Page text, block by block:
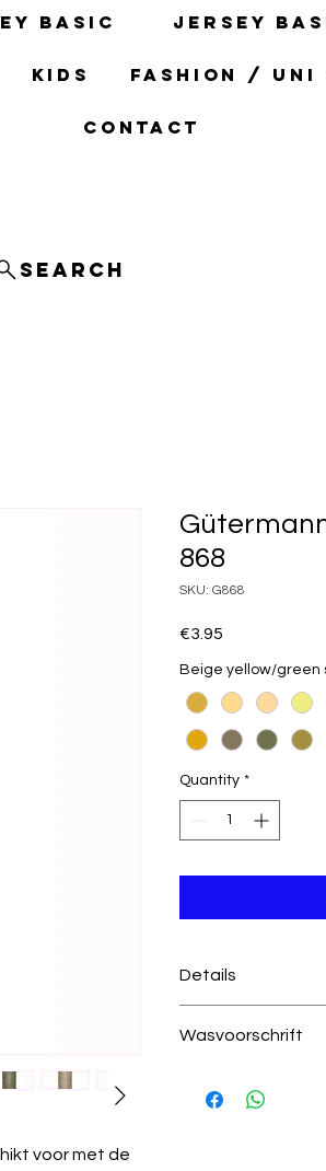
basic Jersey
Kids fashion / uni
Contact
Search
voor met de
868
SKU: G868
€3.95
Beige yellow/green
Quantity *
Details
100% polyester
Wasvoorschrift
wastemperatuur.